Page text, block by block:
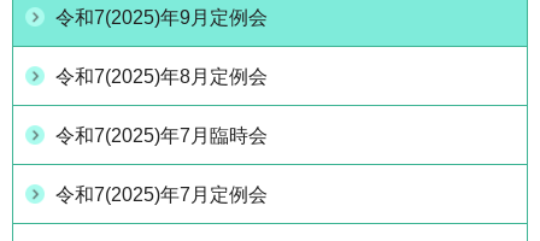
令和7(2025)年9月定例会
令和7(2025)年8月定例会
令和7(2025)年7月臨時会
令和7(2025)年7月定例会